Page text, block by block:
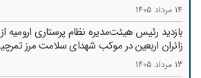
14 مرداد 1405
بازدید رئیس هیئت‌مدیره نظام پرستاری ارومیه
زائران اربعین در موکب شهدای سلامت مرز
13 مرداد 1405